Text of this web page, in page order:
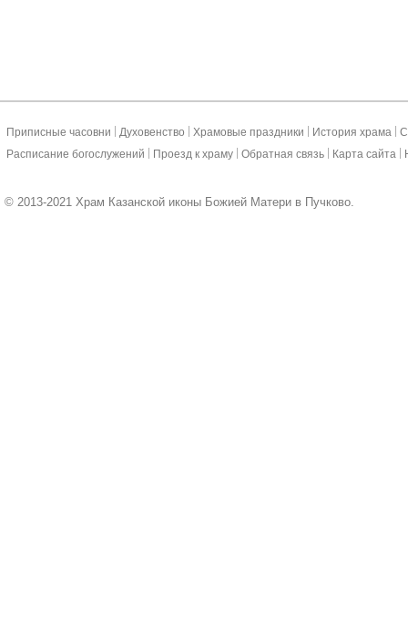
Приписные часовни Духовенство Храмовые праздники История храма
Расписание богослужений
Проезд к храму Обратная связь Карта сайта
© 2013-2021 Храм Казанской иконы Божией Матери в Пучково.